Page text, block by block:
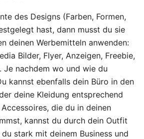
des Designs (Farben, Formen,
hast, dann musst du sie
deinen Werbemitteln anwenden:
Bilder, Flyer, Anzeigen, Freebie,
Je nachdem wo und wie du
kannst ebenfalls dein Büro in den
deine Kleidung entsprechend
die du in deinen
kannst du durch dein Outfit
stark mit deinem Business und